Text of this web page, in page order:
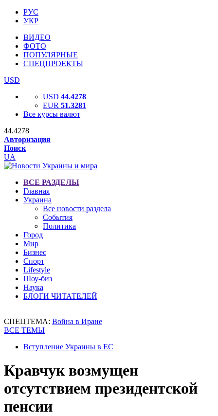
РУС
УКР
ВИДЕО
ФОТО
ПОПУЛЯРНЫЕ
СПЕЦПРОЕКТЫ
USD
USD 44.4278
EUR 51.3281
Все курсы валют
44.4278
Авторизация
Поиск
UA
ВСЕ РАЗДЕЛЫ
Главная
Украина
Все новости раздела
События
Политика
Город
Мир
Бизнес
Спорт
Lifestyle
Шоу-биз
Наука
БЛОГИ ЧИТАТЕЛЕЙ
СПЕЦТЕМА: Война в Иране
ВСЕ ТЕМЫ
Вступление Украины в ЕС
Кравчук возмущен
отсутствием президентской
пенсии